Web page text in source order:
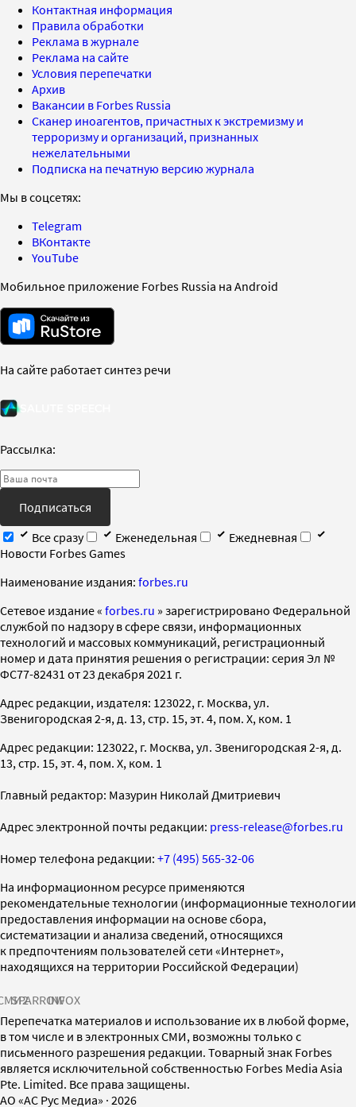
Контактная информация
Правила обработки
Реклама в журнале
Реклама на сайте
Условия перепечатки
Архив
Вакансии в Forbes Russia
Сканер иноагентов, причастных к экстремизму и
терроризму и организаций, признанных
нежелательными
Подписка на печатную версию журнала
Мы в соцсетях:
Telegram
ВКонтакте
YouTube
Мобильное приложение Forbes Russia на Android
На сайте работает синтез речи
Рассылка:
Подписаться
Все сразу
Еженедельная
Ежедневная
Новости Forbes Games
Наименование издания: forbes.ru
Cетевое издание « forbes.ru » зарегистрировано Федеральной
службой по надзору в сфере связи, информационных
технологий и массовых коммуникаций, регистрационный
номер и дата принятия решения о регистрации: серия Эл №
ФС77-82431 от 23 декабря 2021 г.
Адрес редакции, издателя: 123022, г. Москва, ул.
Звенигородская 2-я, д. 13, стр. 15, эт. 4, пом. X, ком. 1
Адрес редакции: 123022, г. Москва, ул. Звенигородская 2-я, д.
13, стр. 15, эт. 4, пом. X, ком. 1
Главный редактор: Мазурин Николай Дмитриевич
Адрес электронной почты редакции: press-release@forbes.ru
Номер телефона редакции: +7 (495) 565-32-06
На информационном ресурсе применяются
рекомендательные технологии (информационные технологии
предоставления информации на основе сбора,
систематизации и анализа сведений, относящихся
к предпочтениям пользователей сети «Интернет»,
находящихся на территории Российской Федерации)
SPARROWINFOX
Перепечатка материалов и использование их в любой форме,
в том числе и в электронных СМИ, возможны только с
письменного разрешения редакции. Товарный знак Forbes
является исключительной собственностью Forbes Media Asia
Pte. Limited. Все права защищены.
AO «АС Рус Медиа» · 2026